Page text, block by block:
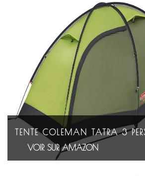
TENTE COLEMAN TATRA 3
VOIR SUR AMAZON